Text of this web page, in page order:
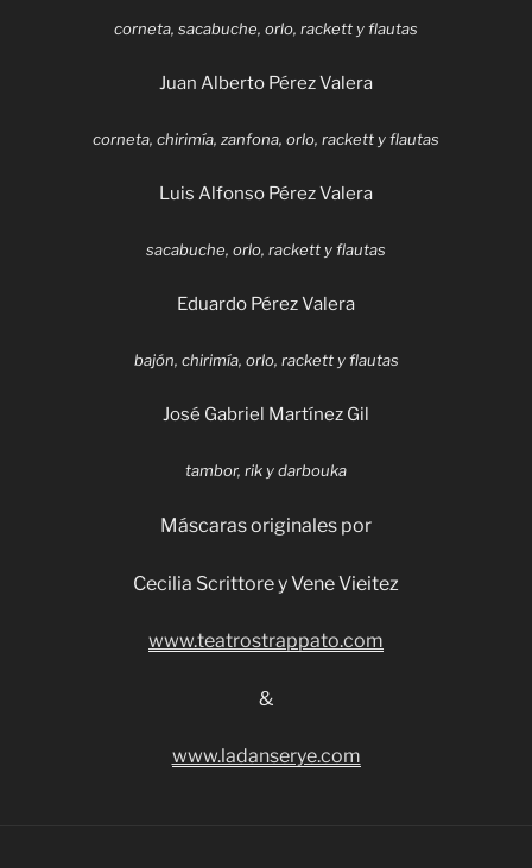
corneta, sacabuche, orlo, rackett y flautas
Juan Alberto Pérez Valera
corneta, chirimía, zanfona, orlo, rackett y flautas
Luis Alfonso Pérez Valera
sacabuche, orlo, rackett y flautas
Eduardo Pérez Valera
bajón, chirimía, orlo, rackett y flautas
José Gabriel Martínez Gil
tambor, rik y darbouka
Máscaras originales por
Cecilia Scrittore y Vene Vieitez
www.teatrostrappato.com
&
www.ladanserye.com